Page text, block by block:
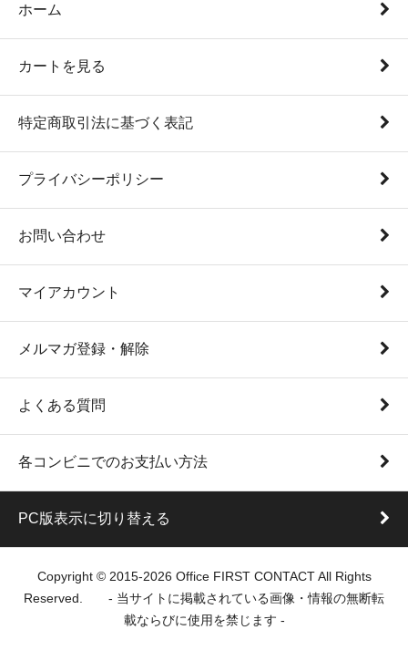
ホーム
カートを見る
特定商取引法に基づく表記
プライバシーポリシー
お問い合わせ
マイアカウント
メルマガ登録・解除
よくある質問
各コンビニでのお支払い方法
PC版表示に切り替える
Copyright © 2015-2026 Office FIRST CONTACT All Rights
Reserved. - 当サイトに掲載されている画像・情報の無断転
載ならびに使用を禁じます -